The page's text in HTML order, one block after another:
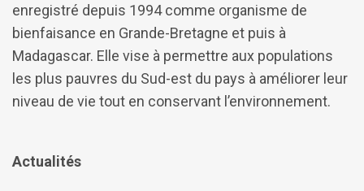
enregistré depuis 1994 comme organisme de
bienfaisance en Grande-Bretagne et puis à
Madagascar. Elle vise à permettre aux populations
les plus pauvres du Sud-est du pays à améliorer leur
niveau de vie tout en conservant l’environnement.
Actualités